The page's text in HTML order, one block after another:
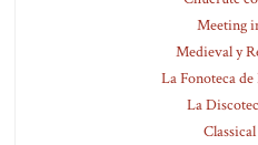
Meeting
Medieval y
La Fonoteca
La